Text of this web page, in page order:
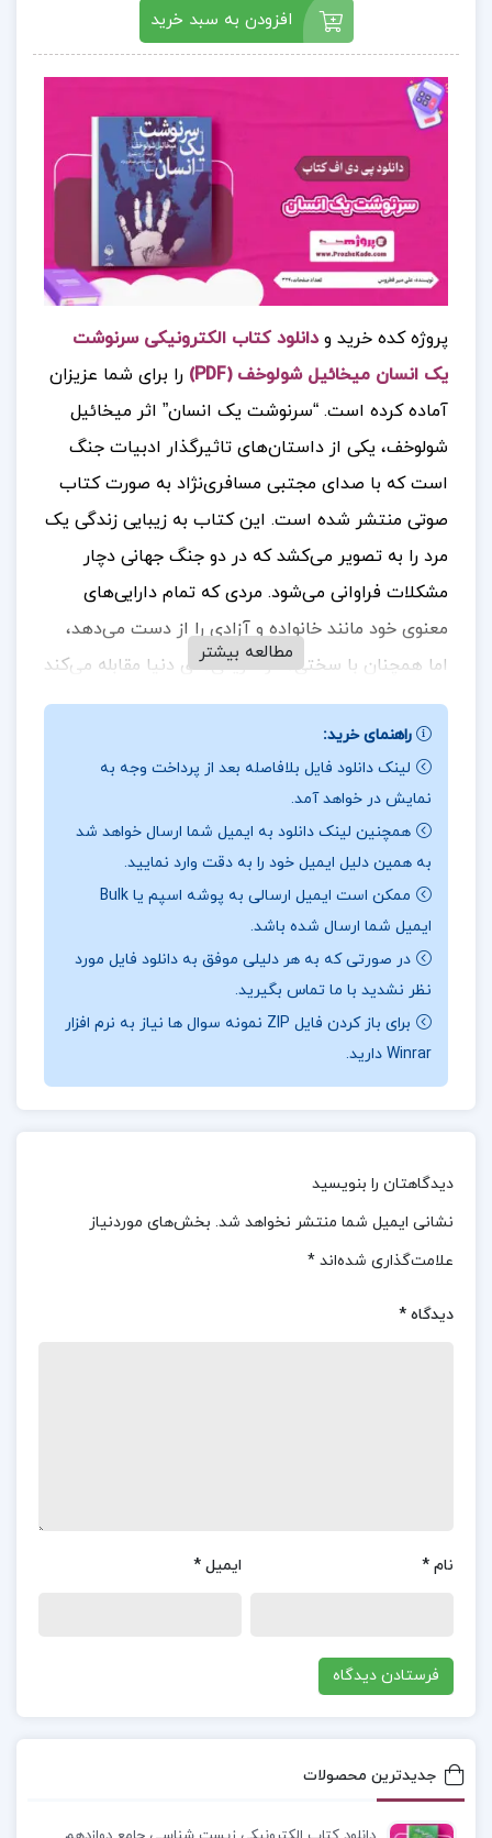
افزودن به سبد خرید
پروژه کده خرید و دانلود کتاب الکترونیکی سرنوشت
یک انسان میخائیل شولوخف (PDF)
را برای شما عزیزان
آماده کرده است. “سرنوشت یک انسان” اثر میخائیل
شولوخف، یکی از داستان‌های تاثیرگذار ادبیات جنگ
است که با صدای مجتبی مسافری‌نژاد به صورت کتاب
صوتی منتشر شده است. این کتاب به زیبایی زندگی یک
مرد را به تصویر می‌کشد که در دو جنگ جهانی دچار
مشکلات فراوانی می‌شود. مردی که تمام دارایی‌های
معنوی خود مانند خانواده و آزادی را از دست می‌دهد،
اما همچنان با سختی‌ها و تاریکی‌های دنیا مقابله می‌کند
و به سرنوشت شکست‌ناپذیر خود ایمان دارد. اگر شما
هم به داستان‌های انسانی و تاثیرگذار در مورد جنگ و
پیامدهای آن علاقه‌مندید، این کتاب می‌تواند تجربه‌ای
ارزشمند برایتان باشد. آیا شما تجربه خواندن یا گوش
دادن به این کتاب را دارید؟ چه قسمت‌هایی از آن برای
شما تاثیرگذارترین بوده است؟
جهت خرید فایل های
بیشتر پروژه کده را دنبال کنید.
درباره نویسنده کتاب سرنوشت یک انسان میخائیل
شولوخف :داستان “سرنوشت یک انسان” نوشته
میخائیل شولوخف، با تصویرسازی‌های فوق‌العاده و
استفاده از شیوه حماسی، توانسته است یکی از بهترین
شکست‌ناپذیر انسانی است که حتی در بدترین شرایط
نیز ایستادگی می‌کند. این رمان نه تنها به چالش‌ها و
شما تاثیرگذارتر بوده است؟
«بعضی شب‌ها خوابم نمی‌برد. فقط در ظلمت شب خیره
می‌شوم و به فکر فرو می‌روم. از خود می‌پرسم: چرا این
می‌کنی؟ چرا شکنجه‌ام می‌کنی؟ ولی جوابی برای این
سوالات خود نه در ظلمت شب و نه در روشنایی روز
مطالعه بیشتر
راهنمای خرید:
لینک دانلود فایل بلافاصله بعد از پرداخت وجه به
نمایش در خواهد آمد.
همچنین لینک دانلود به ایمیل شما ارسال خواهد شد
به همین دلیل ایمیل خود را به دقت وارد نمایید.
ممکن است ایمیل ارسالی به پوشه اسپم یا Bulk
ایمیل شما ارسال شده باشد.
در صورتی که به هر دلیلی موفق به دانلود فایل مورد
نظر نشدید با ما تماس بگیرید.
برای باز کردن فایل ZIP نمونه سوال ها نیاز به نرم افزار
Winrar دارید.
دیدگاهتان را بنویسید
نشانی ایمیل شما منتشر نخواهد شد. بخش‌های موردنیاز
علامت‌گذاری شده‌اند *
دیدگاه *
نام * ایمیل *
جدیدترین محصولات